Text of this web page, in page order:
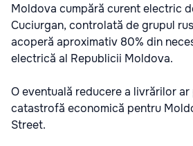
Moldova cumpără curent electric
Cuciurgan, controlată de grupul
acoperă aproximativ 80% din
electrică al Republicii Moldova.
O eventuală reducere a livrărilor
catastrofă economică pentru
Street.